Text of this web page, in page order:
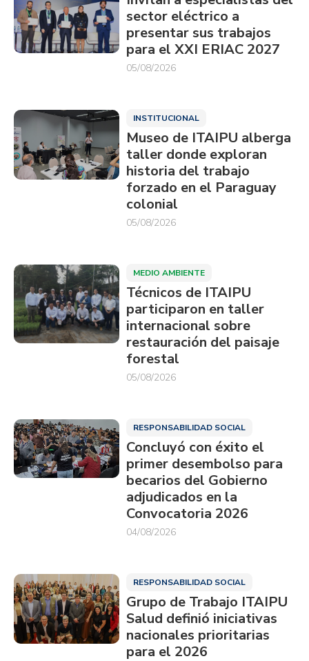
sector eléctrico a
presentar sus trabajos
para el XXI ERIAC 2027
05/08/2026
INSTITUCIONAL
Museo de ITAIPU alberga
taller donde exploran
historia del trabajo
forzado en el Paraguay
colonial
05/08/2026
MEDIO AMBIENTE
Técnicos de ITAIPU
participaron en taller
internacional sobre
restauración del paisaje
forestal
05/08/2026
RESPONSABILIDAD SOCIAL
Concluyó con éxito el
primer desembolso para
becarios del Gobierno
adjudicados en la
Convocatoria 2026
04/08/2026
RESPONSABILIDAD SOCIAL
Grupo de Trabajo ITAIPU
Salud definió iniciativas
nacionales prioritarias
para el 2026